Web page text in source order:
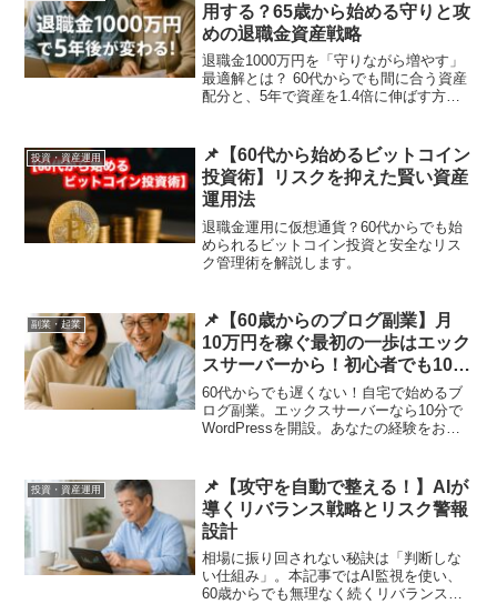
用する？65歳から始める守りと攻
めの退職金資産戦略
退職金1000万円を「守りながら増やす」
最適解とは？ 60代からでも間に合う資産
配分と、5年で資産を1.4倍に伸ばす方法
投資・資産運用
📌【60代から始めるビットコイン
投資術】リスクを抑えた賢い資産
運用法
退職金運用に仮想通貨？60代からでも始
められるビットコイン投資と安全なリス
ク管理術を解説します。
副業・起業
📌【60歳からのブログ副業】月
10万円を稼ぐ最初の一歩はエック
スサーバーから！初心者でも10分
で開設
60代からでも遅くない！自宅で始めるブ
ログ副業。エックスサーバーなら10分で
WordPressを開設。あなたの経験をお金
投資・資産運用
📌【攻守を自動で整える！】AIが
導くリバランス戦略とリスク警報
設計
相場に振り回されない秘訣は「判断しな
い仕組み」。本記事ではAI監視を使い、
60歳からでも無理なく続くリバランスと